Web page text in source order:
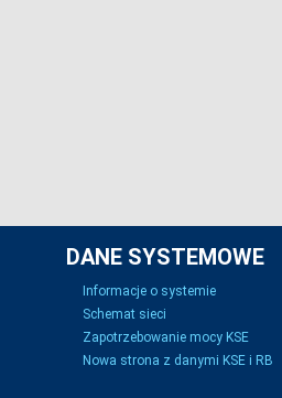
DANE SYSTEMOWE
Informacje o systemie
Schemat sieci
Zapotrzebowanie mocy KSE
Nowa strona z danymi KSE i RB